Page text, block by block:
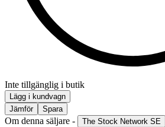
Inte tillgänglig i butik
Lägg i kundvagn
Jämför
Spara
Om denna säljare - The Stock Network SE